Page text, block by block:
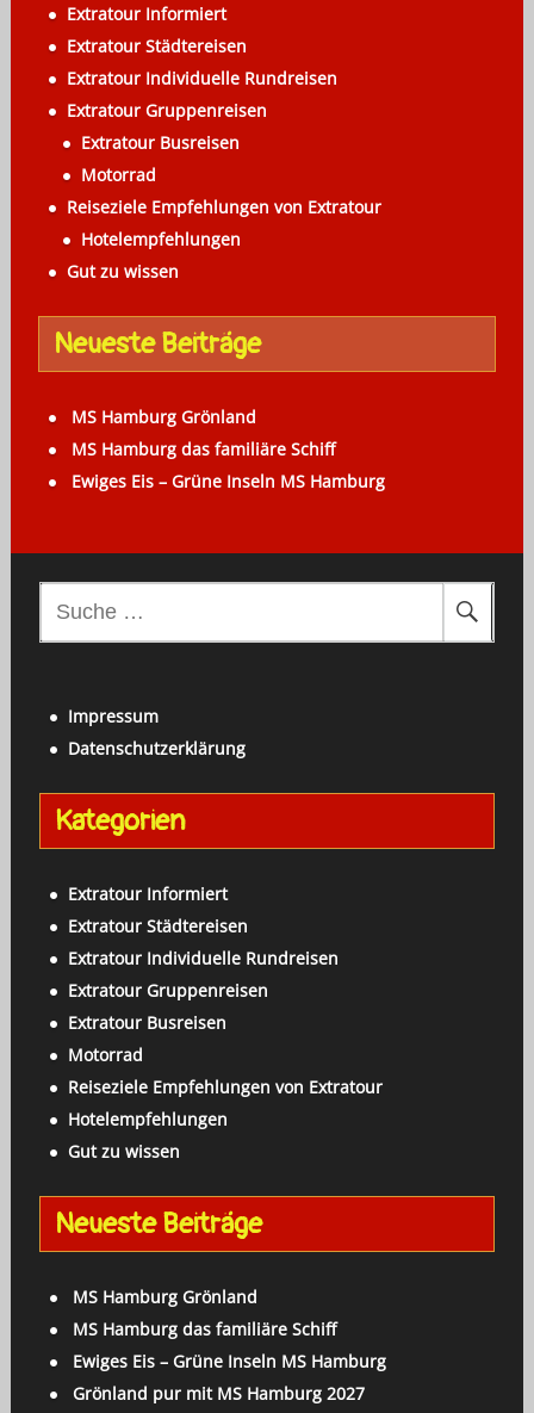
g
a
t
o
Extratour Informiert
Extratour Städtereisen
Extratour Individuelle Rundreisen
Extratour Gruppenreisen
Extratour Busreisen
Motorrad
Reiseziele Empfehlungen von Extratour
Hotelempfehlungen
Gut zu wissen
Neueste Beiträge
MS Hamburg Grönland
MS Hamburg das familiäre Schiff
Ewiges Eis – Grüne Inseln MS Hamburg
e
n
a
h
Impressum
Datenschutzerklärung
Kategorien
Extratour Informiert
Extratour Städtereisen
Extratour Individuelle Rundreisen
Extratour Gruppenreisen
Extratour Busreisen
Motorrad
Reiseziele Empfehlungen von Extratour
Hotelempfehlungen
Gut zu wissen
Neueste Beiträge
MS Hamburg Grönland
MS Hamburg das familiäre Schiff
Ewiges Eis – Grüne Inseln MS Hamburg
Grönland pur mit MS Hamburg 2027